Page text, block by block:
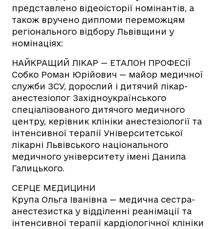
представлено відеоісторії номінантів, а
також вручено дипломи переможцям
регіонального відбору Львівщини у
номінаціях:
НАЙКРАЩИЙ ЛІКАР — ЕТАЛОН ПРОФЕСІЇ
Собко Роман Юрійович — майор медичної
служби ЗСУ, дорослий і дитячий лікар-
анестезіолог Західноукраїнського
спеціалізованого дитячого медичного
центру, керівник клініки анестезіології та
інтенсивної терапії Університетської
лікарні Львівського національного
медичного університету імені Данила
Галицького.
СЕРЦЕ МЕДИЦИНИ
Крупа Ольга Іванівна — медична сестра-
анестезистка у відділенні реанімації та
інтенсивної терапії кардіологічної клініки